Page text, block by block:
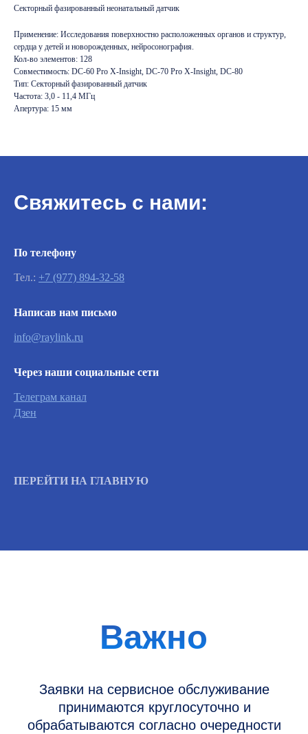
Секторный фазированный неонатальный датчик
Применение: Исследования поверхностно расположенных органов и структур,
сердца у детей и новорожденных, нейросонография.
Кол-во элементов: 128
Совместимость: DC-60 Pro X-Insight, DC-70 Pro X-Insight, DC-80
Тип: Секторный фазированный датчик
Частота: 3,0 - 11,4 МГц
Апертура: 15 мм
Свяжитесь с нами:
По телефону
Тел.: +7 (977) 894-32-58
Написав нам письмо
info@raylink.ru
Через наши социальные сети
Телеграм канал
Дзен
ПЕРЕЙТИ НА ГЛАВНУЮ
Заявки на сервисное обслуживание
обрабатываются согласно очередности
неисправности.
Важно
Контакты
Новости и статьи
Горячая линия: +7 (977) 894-32-58